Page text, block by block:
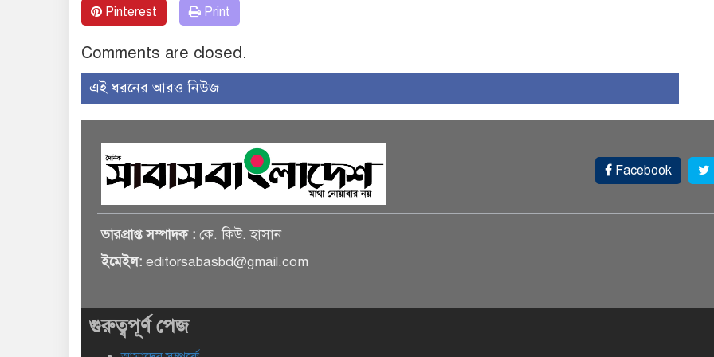
Pinterest Print
Comments are closed.
এই ধরনের আরও নিউজ
Facebook
ভারপ্রাপ্ত সম্পাদক : কে. কিউ. হাসান
ইমেইল: editorsabasbd@gmail.com
গুরুত্বপূর্ণ পেজ